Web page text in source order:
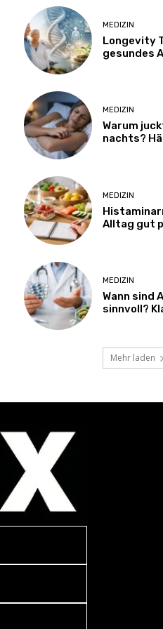
MEDIZIN
Longevity
gesundes
MEDIZIN
Warum
nachts?
MEDIZIN
Alltag gut
MEDIZIN
Wann sind
sinnvoll?
Mehr laden